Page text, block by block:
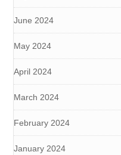
June 2024
May 2024
April 2024
March 2024
February 2024
January 2024